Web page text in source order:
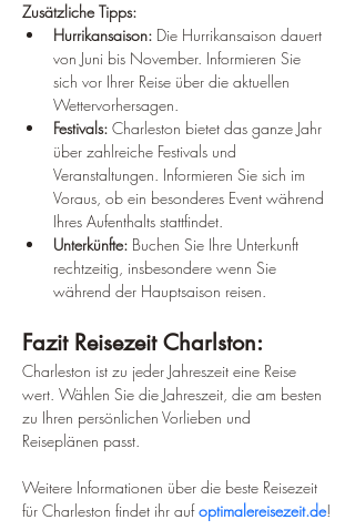
Zusätzliche Tipps:
Hurrikansaison: Die Hurrikansaison dauert
von Juni bis November. Informieren Sie
sich vor Ihrer Reise über die aktuellen
Wettervorhersagen.
Festivals: Charleston bietet das ganze Jahr
über zahlreiche Festivals und
Veranstaltungen. Informieren Sie sich im
Voraus, ob ein besonderes Event während
Ihres Aufenthalts stattfindet.
Unterkünfte: Buchen Sie Ihre Unterkunft
rechtzeitig, insbesondere wenn Sie
während der Hauptsaison reisen.
Fazit Reisezeit Charlston:
Charleston ist zu jeder Jahreszeit eine Reise
wert. Wählen Sie die Jahreszeit, die am besten
zu Ihren persönlichen Vorlieben und
Reiseplänen passt.
Weitere Informationen über die beste Reisezeit
für Charleston findet ihr auf optimalereisezeit.de!